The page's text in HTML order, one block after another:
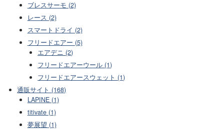
ブレスサーモ (2)
レース (2)
スマートドライ (2)
フリードエアー (5)
エアデニ (2)
フリードエアーウール (1)
フリードエアースウェット (1)
通販サイト (168)
LAPINE (1)
titivate (1)
夢展望 (1)